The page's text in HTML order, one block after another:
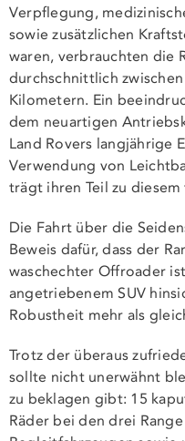
Verpflegung,
sowie zusätzlichen
waren, verbrauchten die
durchschnittlich
Kilometern. Ein
dem neuartigen
Land Rovers langjährige
Verwendung von
trägt ihren Teil zu
Die Fahrt über die
Beweis dafür, dass der
waschechter Offroader
angetriebenem SUV
Robustheit mehr als
Trotz der überaus
sollte nicht unerwähnt
zu beklagen gibt: 15
Räder bei den drei